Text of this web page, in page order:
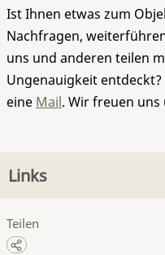
Ist Ihnen etwas zum
Nachfragen,
uns und anderen teilen
Ungenauigkeit
eine Mail. Wir freuen
Links
Teilen